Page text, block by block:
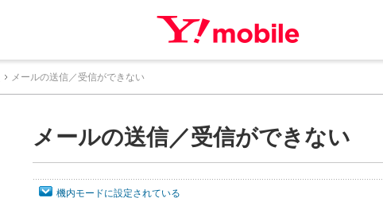
メールの送信／受信ができない
メールの送信／受信ができない
機内モードに設定されている